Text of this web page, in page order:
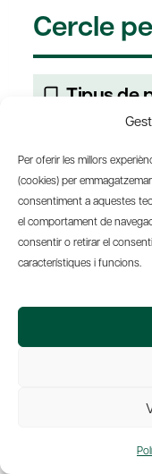
Per oferir les millors
(cookies) per
consentiment a aquestes
el comportament de
consentir o retirar el
característiques i funcions.
Cercle
Tipus de
Data
31-07-2008
Joan Brunet i Mauri
No. Pel
tenir prou
de CDC,